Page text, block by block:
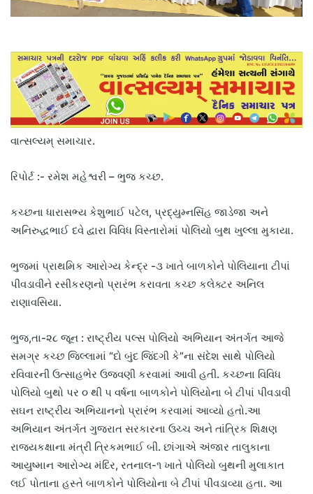
વાત્સલ્યમ્ સમાચાર.
રિપોર્ટ :- રમેશ મહેશ્વરી – ભુજ કચ્છ.
કચ્છના ધારાસભ્ય કેશુભાઈ પટેલ, પ્રદ્યુમ્નસિંહ જાડેજા અને
અનિરુદ્ધભાઈ દવે દ્વારા વિવિધ વિસ્તારોમાં પોલિયો બુથ ખુલ્લા મુકાયા.
ભુજમાં પ્રાથમિક આરોગ્ય કેન્દ્ર -૩ ખાતે બાળકોને પોલિયાના ટીપાં
પીવડાવીને રસીકરણનો પ્રારંભ કરાવતા કચ્છ કલેક્ટર અનિલ
રાણાવસિયા.
ભુજ,તા-૨૮ જૂન : રાષ્ટ્રીય પલ્સ પોલિયો અભિયાન અંતર્ગત આજે
સમગ્ર કચ્છ જિલ્લામાં “દો બુંદ જિંદગી કે”ના સંદેશ સાથે પોલિયો
રવિવારની ઉત્સાહભેર ઉજવણી કરવામાં આવી હતી. કચ્છના વિવિધ
પોલિયો બુથો પર ૦ થી ૫ વર્ષના બાળકોને પોલિયોના બે ટીપાં પીવડાવી
સઘન રાષ્ટ્રીય અભિયાનનો પ્રારંભ કરવામાં આવ્યો હતો.આ
અભિયાન અંતર્ગત ગુજરાત સરકારના ઉચ્ચ અને તાંત્રિક શિક્ષણ
રાજ્યકક્ષાના મંત્રી ત્રિકમભાઈ બી. છાંગાએ અંજાર તાલુકાના
આયુષ્માન આરોગ્ય મંદિર, રતનાલ-૧ ખાતે પોલિયો બુથની મુલાકાત
લઈ પોતાના હસ્તે બાળકોને પોલિયોના બે ટીપાં પીવડાવ્યા હતા. આ